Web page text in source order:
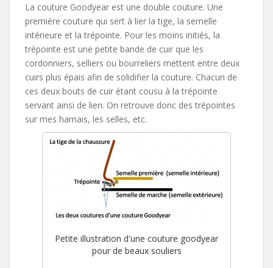
La couture Goodyear est une double couture. Une
première couture qui sert à lier la tige, la semelle
intérieure et la trépointe. Pour les moins initiés, la
trépointe est une petite bande de cuir que les
cordonniers, selliers ou bourreliers mettent entre deux
cuirs plus épais afin de solidifier la couture. Chacun de
ces deux bouts de cuir étant cousu à la trépointe
servant ainsi de lien. On retrouve donc des trépointes
sur mes harnais, les selles, etc.
Petite illustration d'une couture goodyear
pour de beaux souliers